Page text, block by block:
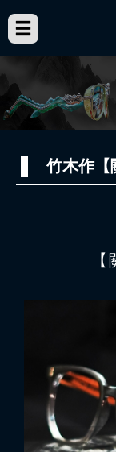
竹木作【